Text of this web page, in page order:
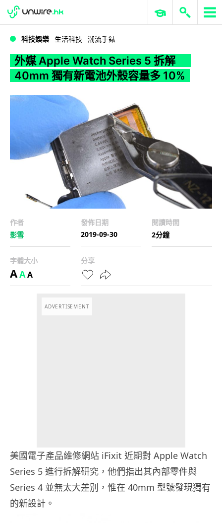
WWDC 2026 ERP 與商業 AI
科技娛樂 生活科技 潮流手錶
外媒 Apple Watch Series 5 拆解
40mm 獨有新電池外殼容量多 10%
作者
影雪
發佈日期
2019-09-30
閱讀時間
2分鐘
字體大小
AAA
分享
ADVERTISEMENT
美國電子產品維修網站 iFixit 近期對 Apple Watch
Series 5 進行拆解研究，他們指出其內部零件與
Series 4 並無太大差別，惟在 40mm 型號發現獨有
的新設計。